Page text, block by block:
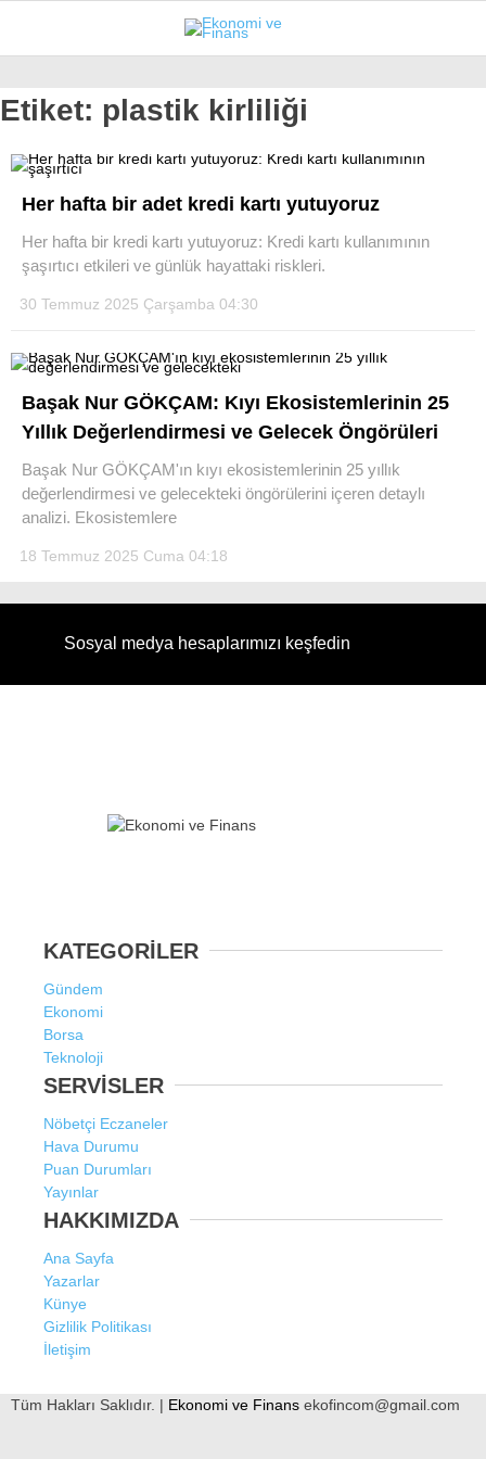
WhatsApp İhbar Hattı
27.2°
GÜNDEM
FINANS
BORSA
KRIPTO
SEKTÖRLER
TEKNOLOJI
OTOMOBIL
Etiket: plastik kirliliği
Her hafta bir adet kredi kartı yutuyoruz
Her hafta bir kredi kartı yutuyoruz: Kredi kartı kullanımının
şaşırtıcı etkileri ve günlük hayattaki riskleri.
30 Temmuz 2025 Çarşamba 04:30
Başak Nur GÖKÇAM: Kıyı Ekosistemlerinin 25
Yıllık Değerlendirmesi ve Gelecek Öngörüleri
Başak Nur GÖKÇAM'ın kıyı ekosistemlerinin 25 yıllık
değerlendirmesi ve gelecekteki öngörülerini içeren detaylı
analizi. Ekosistemlere
18 Temmuz 2025 Cuma 04:18
Sosyal medya hesaplarımızı keşfedin
KATEGORİLER
Gündem
Ekonomi
Borsa
Teknoloji
SERVİSLER
Nöbetçi Eczaneler
Hava Durumu
Puan Durumları
Yayınlar
HAKKIMIZDA
Ana Sayfa
Yazarlar
Künye
Gizlilik Politikası
İletişim
Tüm Hakları Saklıdır. | Ekonomi ve Finans ekofincom@gmail.com